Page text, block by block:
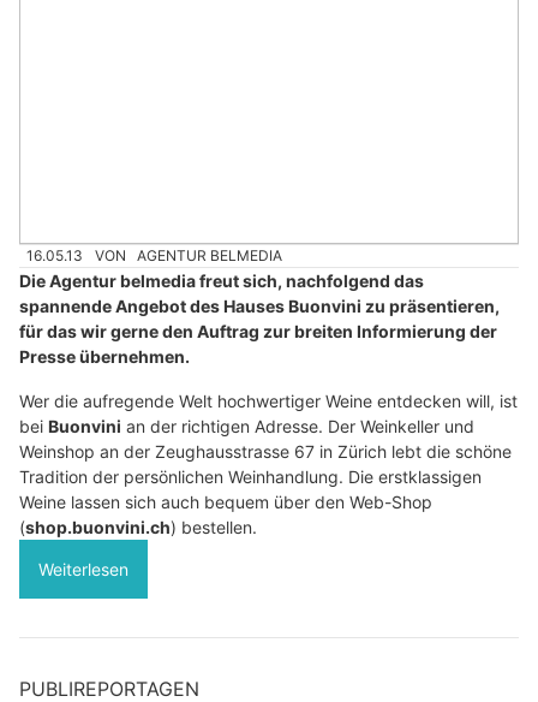
16.05.13 VON AGENTUR BELMEDIA
Die Agentur belmedia freut sich, nachfolgend das
spannende Angebot des Hauses Buonvini zu präsentieren,
für das wir gerne den Auftrag zur breiten Informierung der
Presse übernehmen.
Wer die aufregende Welt hochwertiger Weine entdecken will, ist
bei Buonvini an der richtigen Adresse. Der Weinkeller und
Weinshop an der Zeughausstrasse 67 in Zürich lebt die schöne
Tradition der persönlichen Weinhandlung. Die erstklassigen
Weine lassen sich auch bequem über den Web-Shop
(shop.buonvini.ch) bestellen.
Weiterlesen
PUBLIREPORTAGEN